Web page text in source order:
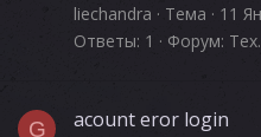
liechandra
Тема 11
Ответы: 1 Форум:
G acount eror login